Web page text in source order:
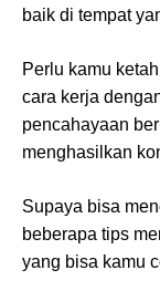
baik di tempat
Perlu kamu
cara kerja
pencahayaan
menghasilkan
Supaya bisa
beberapa tips
yang bisa kamu